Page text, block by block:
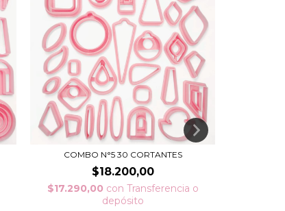
COMBO N°5 30 CORTANTES
$18.200,00
$17.290,00 con Transferencia o
depósito